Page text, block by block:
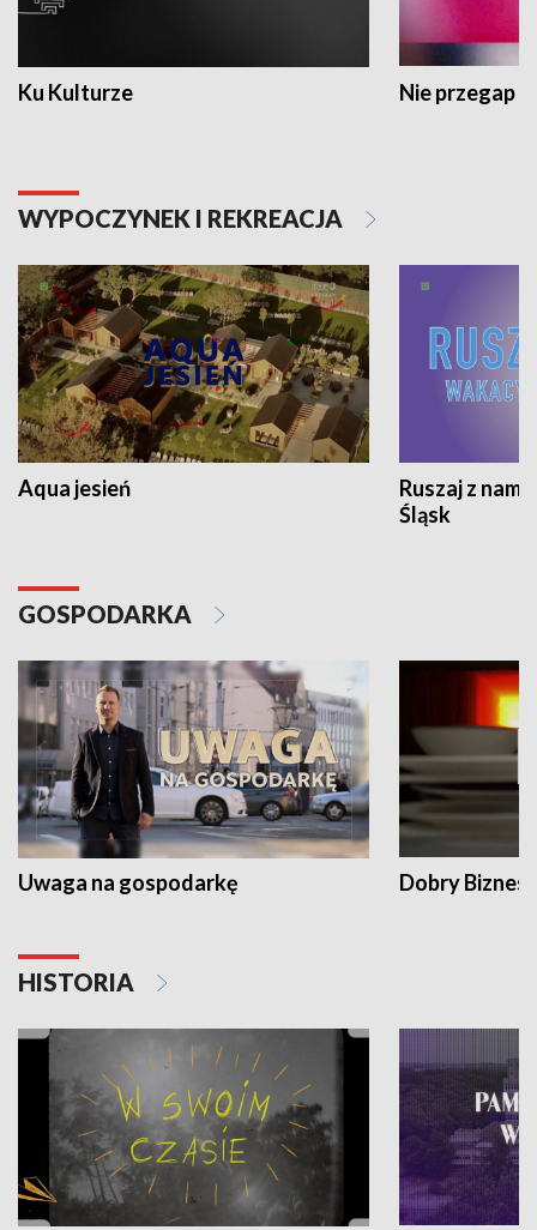
Ku Kulturze Nie przegap
WYPOCZYNEK I REKREACJA
Aqua jesień
Ruszaj z
Śląsk
GOSPODARKA
Uwaga na gospodarkę Dobry Biznes
HISTORIA